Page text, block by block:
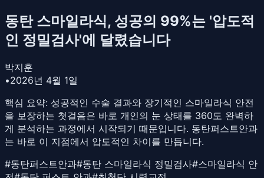
동탄 스마일라식, 성공의 99%는 '압도적
인 정밀검사'에 달렸습니다
박지훈
•2026년 4월 1일
핵심 요약: 성공적인 수술 결과와 장기적인 스마일라식 안전
을 보장하는 첫걸음은 바로 개인의 눈 상태를 360도 완벽하
게 분석하는 과정에서 시작되기 때문입니다. 동탄퍼스트안과
는 바로 이 지점에서 압도적인 차이를 만듭니다.
#동탄퍼스트안과#동탄 스마일라식 정밀검사#스마일라식 안